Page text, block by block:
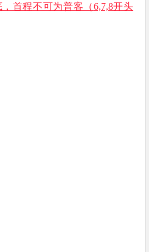
首程不可为普客（6,7,8开头